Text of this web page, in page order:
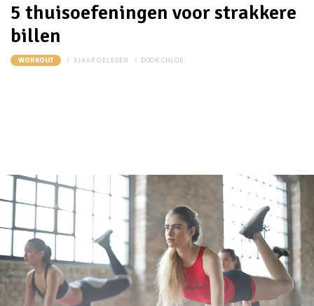
5 thuisoefeningen voor strakkere
billen
WORKOUT 3 JAAR GELEDEN DOOR CHLOE